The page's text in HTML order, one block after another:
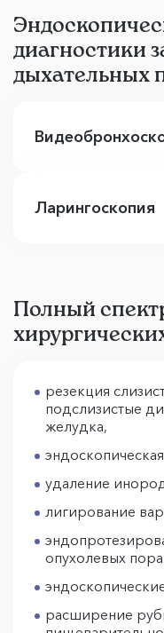
диагностики
дыхательных
Ларингоскопия
Полный
резекция
подслизистые
желудка,
удаление
лигирование
опухолевых
расширение